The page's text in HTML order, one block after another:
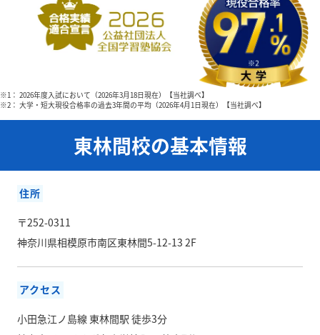
※1： 2026年度入試において（2026年3月18日現在）【当社調べ】
※2： 大学・短大現役合格率の過去3年間の平均（2026年4月1日現在）【当社調べ】
東林間校の基本情報
住所
〒252-0311
神奈川県相模原市南区東林間5-12-13 2F
アクセス
小田急江ノ島線 東林間駅 徒歩3分